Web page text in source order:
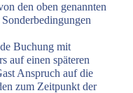
den oben genannten
Buchung mit
auf einen späteren
Anspruch auf die
zum Zeitpunkt der